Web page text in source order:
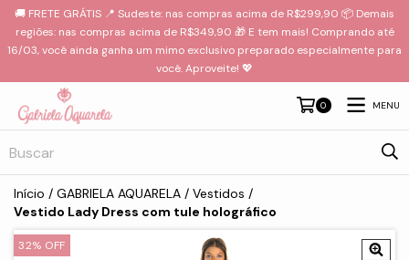
🚚 FRETE GRÁTIS 📍 Sudeste: nas compras acima de R$299,90 📦 Demais
regiões: nas compras acima de R$349,90 🎁 E tem mais! Comprando até
16/03, você ainda ganha um mimo exclusivo preparado especialmente para
você. Aproveite! 💖
0 MENU
Início / GABRIELA AQUARELA / Vestidos /
Vestido Lady Dress com tule holográfico
32% OFF